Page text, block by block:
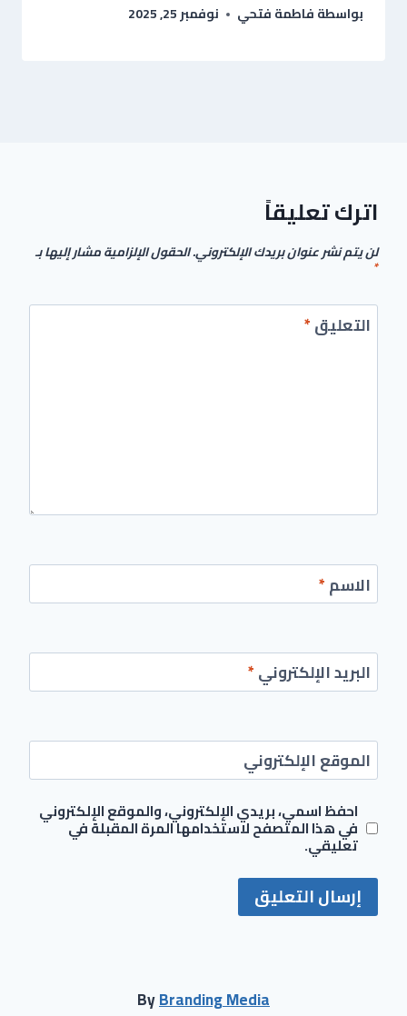
بواسطةفاطمة فتحي نوفمبر 25, 2025
اترك تعليقاً
لن يتم نشر عنوان بريدك الإلكتروني.الحقول الإلزامية مشار إليها بـ
*
التعليق*
الاسم*
البريد الإلكتروني*
الموقع الإلكتروني
احفظ اسمي، بريدي الإلكتروني، والموقع الإلكتروني
في هذا المتصفح لاستخدامها المرة المقبلة في
تعليقي.
ByBranding Media